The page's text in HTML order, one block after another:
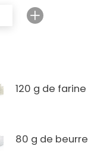
120 g de farine
80 g de beurre